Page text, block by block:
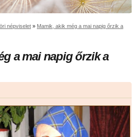
népviselet » Mamik, akik még a mai napig őrzik a
a mai napig őrzik a